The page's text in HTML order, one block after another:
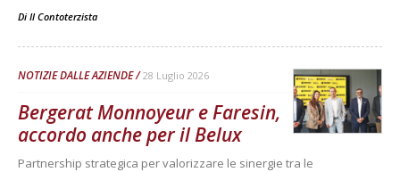
Di Il Contoterzista
NOTIZIE DALLE AZIENDE 28 Luglio 2026
Bergerat Monnoyeur e Faresin,
accordo anche per il Belux
Partnership strategica per valorizzare le sinergie tra le